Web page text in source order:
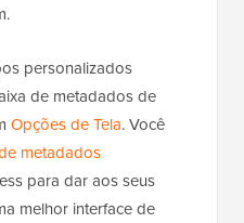
personalizados
de metadados de
Opções de Tela. Você
metadados
para dar aos seus
melhor interface de